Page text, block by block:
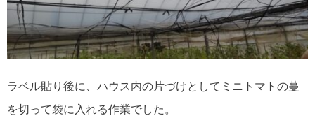
ラベル貼り後に、ハウス内の片づけとしてミニトマトの蔓
を切って袋に入れる作業でした。